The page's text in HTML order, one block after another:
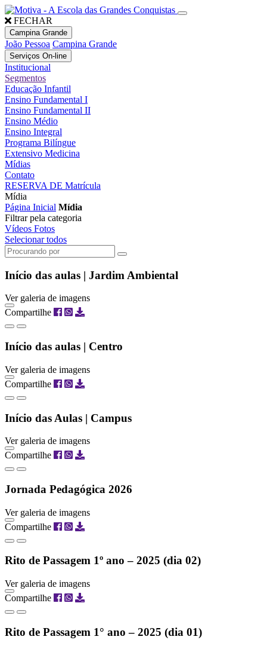
FECHAR
Campina Grande
João Pessoa Campina Grande
Serviços On-line
Institucional
Segmentos
Educação Infantil
Ensino Fundamental I
Ensino Fundamental II
Ensino Médio
Ensino Integral
Programa Bilíngue
Extensivo Medicina
Mídias
Contato
RESERVA DE Matrícula
Mídia
Página Inicial Mídia
Filtrar pela categoria
Vídeos Fotos
Selecionar todos
Início das aulas | Jardim Ambiental
Ver galeria de imagens
Compartilhe
Início das aulas | Centro
Ver galeria de imagens
Compartilhe
Início das Aulas | Campus
Ver galeria de imagens
Compartilhe
Jornada Pedagógica 2026
Ver galeria de imagens
Compartilhe
Rito de Passagem 1º ano – 2025 (dia 02)
Ver galeria de imagens
Compartilhe
Rito de Passagem 1° ano – 2025 (dia 01)